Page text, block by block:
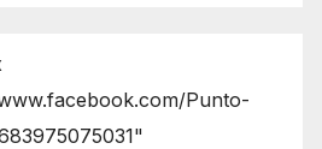
Punto-